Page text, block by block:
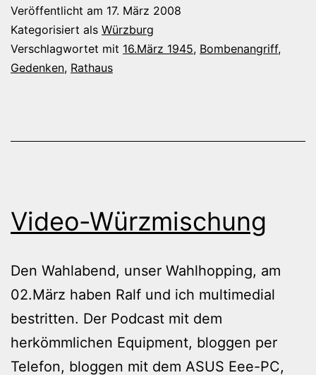
1945
Veröffentlicht am 17. März 2008
Kategorisiert als Würzburg
Verschlagwortet mit 16.März 1945, Bombenangriff,
Gedenken, Rathaus
Video-Würzmischung
Den Wahlabend, unser Wahlhopping, am
02.März haben Ralf und ich multimedial
bestritten. Der Podcast mit dem
herkömmlichen Equipment, bloggen per
Telefon, bloggen mit dem ASUS Eee-PC,